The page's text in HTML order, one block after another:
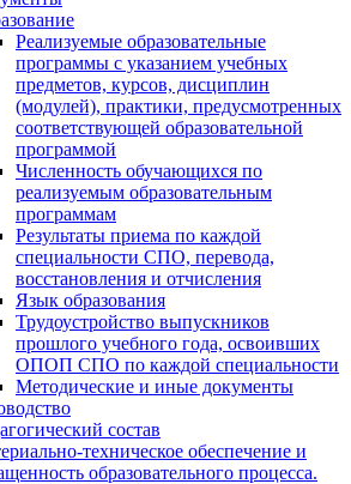
Реализуемые образовательные
программы с указанием учебных
предметов, курсов, дисциплин
(модулей), практики, предусмотренных
соответствующей образовательной
программой
Численность обучающихся по
реализуемым образовательным
программам
Результаты приема по каждой
специальности СПО, перевода,
восстановления и отчисления
Язык образования
Трудоустройство выпускников
прошлого учебного года, освоивших
ОПОП СПО по каждой специальности
Методические и иные документы
состав
техническое обеспечение и
образовательного процесса.